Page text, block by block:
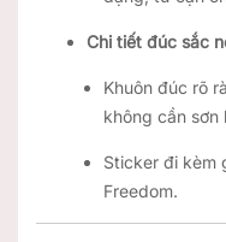
Chi tiết đúc sắc
Khuôn đúc rõ
không cần sơn
Sticker đi kèm
Freedom.